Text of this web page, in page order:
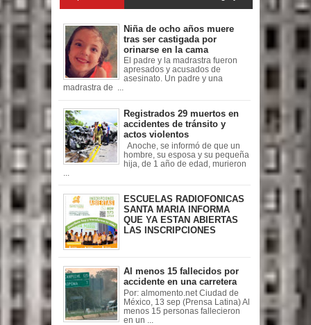
Niña de ocho años muere
tras ser castigada por
orinarse en la cama
El padre y la madrastra fueron
apresados y acusados de
asesinato. Un padre y una
madrastra de ...
Registrados 29 muertos en
accidentes de tránsito y
actos violentos
Anoche, se informó de que un
hombre, su esposa y su pequeña
hija, de 1 año de edad, murieron
ESCUELAS RADIOFONICAS
SANTA MARIA INFORMA
QUE YA ESTAN ABIERTAS
LAS INSCRIPCIONES
Al menos 15 fallecidos por
accidente en una carretera
Por: almomento.net Ciudad de
México, 13 sep (Prensa Latina) Al
menos 15 personas fallecieron
en un ...